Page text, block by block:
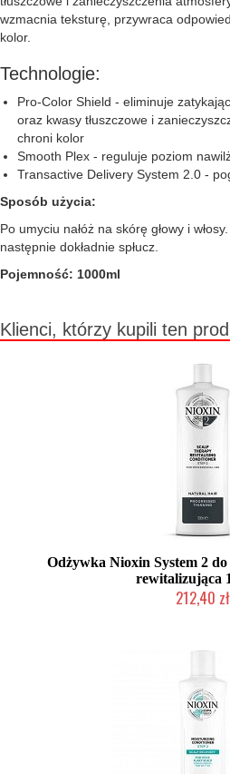
wzmacnia teksturę, przywraca
kolor.
Technologie:
Pro-Color Shield - eliminuje
oraz kwasy tłuszczowe i
chroni kolor
Smooth Plex - reguluje poziom
Transactive Delivery System 2.0 -
Sposób użycia:
Po umyciu nałóż na skórę głowy i
następnie dokładnie spłucz.
Pojemność: 1000ml
Klienci, którzy kupili ten
Odżywka Nioxin System 2
rewitalizująca
212,40 zł